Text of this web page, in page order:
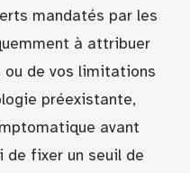
mandatés par les
à attribuer
ou de vos limitations
préexistante,
avant
de fixer un seuil de